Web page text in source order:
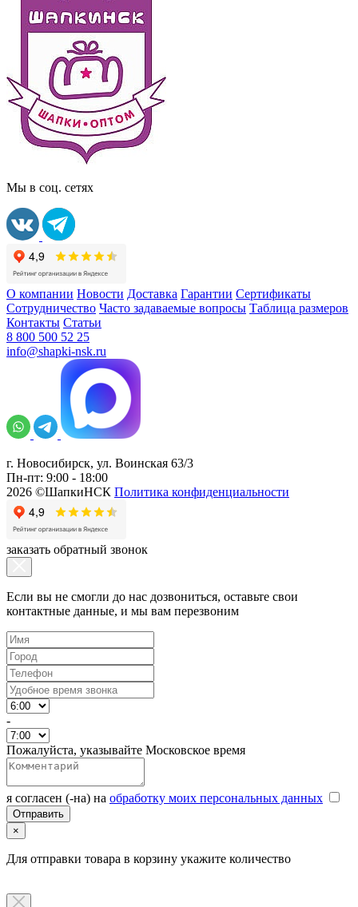
Мы в соц. сетях
О компании Новости Доставка Гарантии Сертификаты
Сотрудничество Часто задаваемые вопросы Таблица размеров
Контакты Статьи
8 800 500 52 25
info@shapki-nsk.ru
г. Новосибирск, ул. Воинская 63/3
Пн-пт: 9:00 - 18:00
2026 ©ШапкиНСК Политика конфиденциальности
заказать обратный звонок
Если вы не смогли до нас дозвониться, оставьте свои
контактные данные, и мы вам перезвоним
-
Пожалуйста, указывайте Московское время
я согласен (-на) на обработку моих персональных данных
×
Для отправки товара в корзину укажите количество